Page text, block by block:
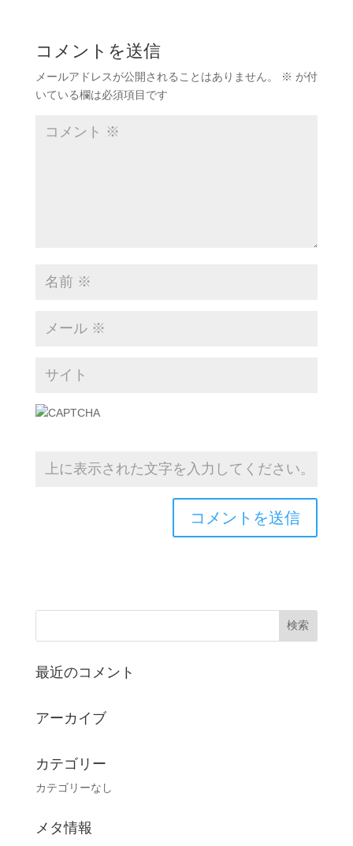
コメントを送信
メールアドレスが公開されることはありません。 ※ が付
いている欄は必須項目です
最近のコメント
アーカイブ
カテゴリー
カテゴリーなし
メタ情報